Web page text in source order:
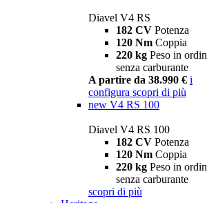
Diavel V4 RS
182 CV Potenza
120 Nm Coppia
220 kg Peso in
senza carburante
A partire da 38.990 € i
configura scopri di più
new V4 RS 100
Diavel V4 RS 100
182 CV Potenza
120 Nm Coppia
220 kg Peso in
senza carburante
scopri di più